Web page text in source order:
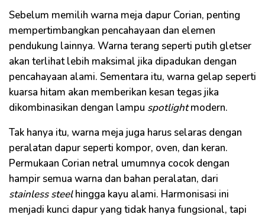
Sebelum memilih warna meja dapur Corian, penting
mempertimbangkan pencahayaan dan elemen
pendukung lainnya. Warna terang seperti putih gletser
akan terlihat lebih maksimal jika dipadukan dengan
pencahayaan alami. Sementara itu, warna gelap seperti
kuarsa hitam akan memberikan kesan tegas jika
dikombinasikan dengan lampu spotlightmodern.
Tak hanya itu, warna meja juga harus selaras dengan
peralatan dapur seperti kompor, oven, dan keran.
Permukaan Corian netral umumnya cocok dengan
hampir semua warna dan bahan peralatan, dari
stainless steelhingga kayu alami. Harmonisasi ini
menjadi kunci dapur yang tidak hanya fungsional, tapi